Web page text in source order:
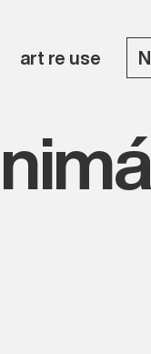
art re use